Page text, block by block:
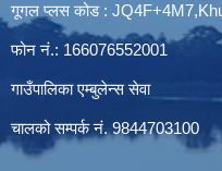
गूगल प्लस कोड :
फोन नं.: 166076552001
गाउँपालिका एम्बुलेन्स सेवा
चालको सम्पर्क नं. 9844703100